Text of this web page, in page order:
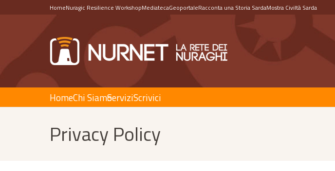
HomeNuragic Resilience WorkshopMediatecaGeoportaleRacconta una Storia SardaMostra Civiltà Sarda
HomeChi SiamoServiziScrivici
Privacy Policy